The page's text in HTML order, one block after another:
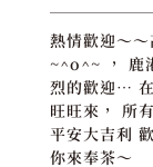
熱情歡迎～
~^o^~ ， 鹿
烈的歡迎…
旺旺來， 所
平安大吉利
你來奉茶～